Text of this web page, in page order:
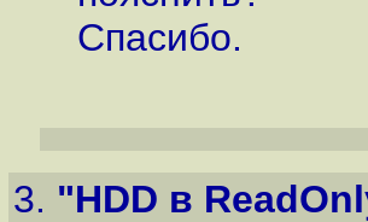
Спасибо.
3. "HDD в